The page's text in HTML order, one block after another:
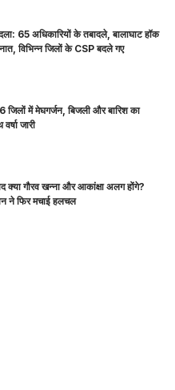
65 अधिकारियों के तबादले, बालाघाट हॉक
विभिन्न जिलों के CSP बदले गए
जिलों में मेघगर्जन, बिजली और बारिश का
जारी
क्या गौरव खन्ना और आकांक्षा अलग होंगे?
ने फिर मचाई हलचल